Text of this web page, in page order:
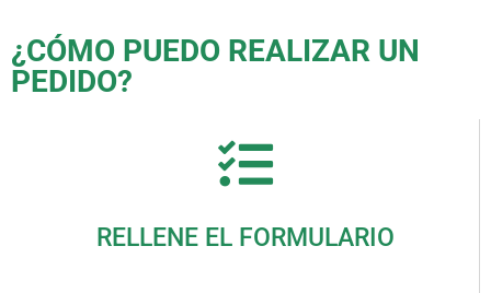
¿CÓMO PUEDO REALIZAR UN
PEDIDO?
RELLENE EL FORMULARIO